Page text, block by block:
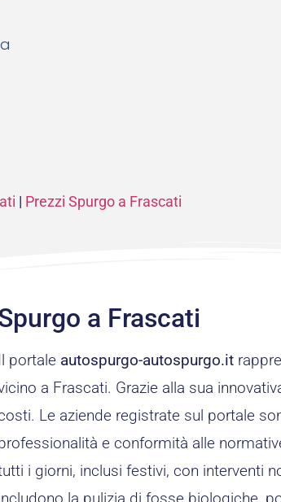
| Prezzi Spurgo a Frascati
a Frascati
Il portale autospurgo-autospurgo.it
a Frascati. Grazie alla sua
Le aziende registrate sul portale
e conformità alle
i giorni, inclusi festivi, con interventi